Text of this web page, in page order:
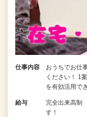
仕事内容
おうちでお仕
ください！ 1
を有効活用で
給与
完全出来高制
す！